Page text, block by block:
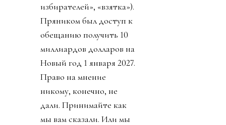
избирателей», «взятка»).
Пряником был доступ к
обещанию получить 10
миллиардов долларов на
Новый год 1 января 2027.
Право на мнение
никому, конечно, не
дали. Принимайте как
мы вам сказали. Или мы